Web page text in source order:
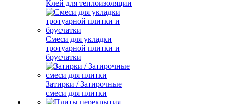
Клей для теплоизоляции
Смеси для укладки
тротуарной плитки и
брусчатки
Затирки / Затирочные
смеси для плитки